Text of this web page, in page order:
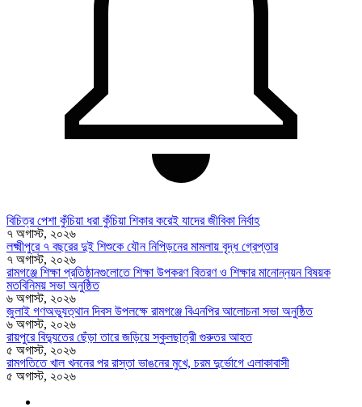
বিচিত্র পেশা কুঁচিয়া ধরা কুঁচিয়া শিকার করেই যাদের জীবিকা নির্বাহ
৭ অগাস্ট, ২০২৬
লক্ষ্মীপুরে ৭ বছরের দুই শিশুকে যৌন নিপিড়নের মামলায় বৃদ্ধ গ্রেপ্তার
৭ অগাস্ট, ২০২৬
রামগঞ্জে শিক্ষা প্রতিষ্ঠানগুলোতে শিক্ষা উপকরণ বিতরণ ও শিক্ষার মানোন্নয়ন বিষয়ক
মতবিনিময় সভা অনুষ্ঠিত
৬ অগাস্ট, ২০২৬
জুলাই গণঅভ্যুত্থান দিবস উপলক্ষে রামগঞ্জে বিএনপির আলোচনা সভা অনুষ্ঠিত
৬ অগাস্ট, ২০২৬
রায়পুরে বিদ্যুতের ছেঁড়া তারে জড়িয়ে স্কুলছাত্রী গুরুতর আহত
৫ অগাস্ট, ২০২৬
রামগতিতে খাল খননের পর রাস্তা ভাঙনের মুখে, চরম দুর্ভোগে এলাকাবাসী
৫ অগাস্ট, ২০২৬